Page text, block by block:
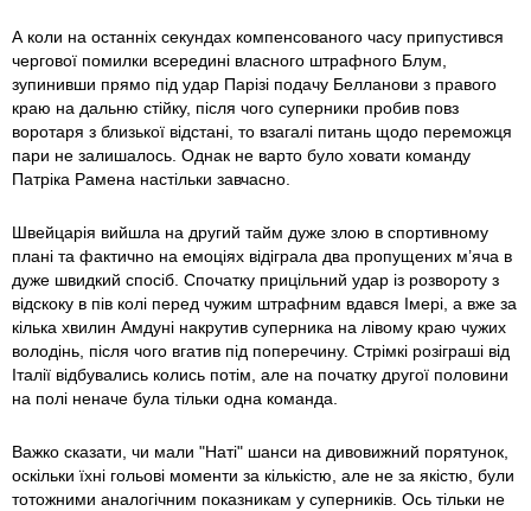
А коли на останніх секундах компенсованого часу припустився
чергової помилки всередині власного штрафного Блум,
зупинивши прямо під удар Парізі подачу Белланови з правого
краю на дальню стійку, після чого суперники пробив повз
воротаря з близької відстані, то взагалі питань щодо переможця
пари не залишалось. Однак не варто було ховати команду
Патріка Рамена настільки завчасно.
Швейцарія вийшла на другий тайм дуже злою в спортивному
плані та фактично на емоціях відіграла два пропущених м’яча в
дуже швидкий спосіб. Спочатку прицільний удар із розвороту з
відскоку в пів колі перед чужим штрафним вдався Імері, а вже за
кілька хвилин Амдуні накрутив суперника на лівому краю чужих
володінь, після чого вгатив під поперечину. Стрімкі розіграші від
Італії відбувались колись потім, але на початку другої половини
на полі неначе була тільки одна команда.
Важко сказати, чи мали "Наті" шанси на дивовижний порятунок,
оскільки їхні гольові моменти за кількістю, але не за якістю, були
тотожними аналогічним показникам у суперників. Ось тільки не